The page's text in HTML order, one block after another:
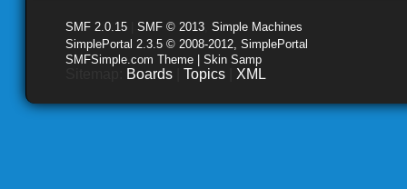
SMF 2.0.15 SMF © 2013 Simple Machines
SimplePortal 2.3.5 © 2008-2012, SimplePortal
SMFSimple.com Theme | Skin Samp
Boards Topics XML